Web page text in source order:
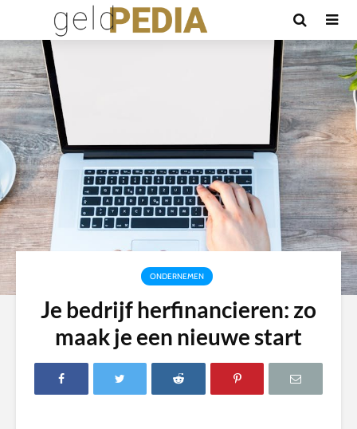
ONDERNEMEN
Je bedrijf herfinancieren: zo
maak je een nieuwe start